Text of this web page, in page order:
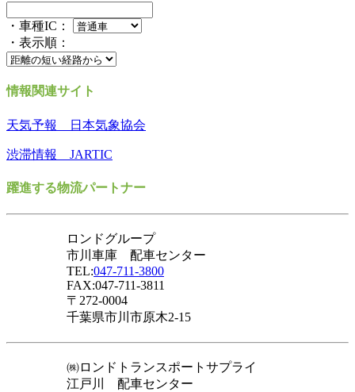
・車種IC：
・表示順：
情報関連サイト
天気予報 日本気象協会
渋滞情報 JARTIC
躍進する物流パートナー
ロンドグループ
市川車庫 配車センター
TEL:047-711-3800
FAX:047-711-3811
〒272-0004
千葉県市川市原木2-15
㈱ロンドトランスポートサプライ
江戸川 配車センター